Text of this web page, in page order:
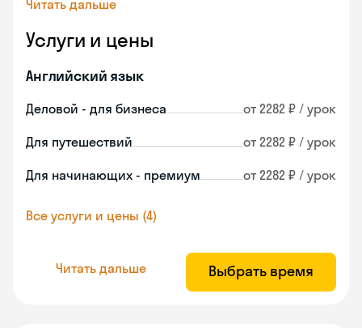
Читать дальше
Услуги и цены
Английский язык
Деловой - для бизнеса от 2282 ₽ / урок
Для путешествий от 2282 ₽ / урок
Для начинающих - премиум от 2282 ₽ / урок
Все услуги и цены (4)
Читать дальше Выбрать время